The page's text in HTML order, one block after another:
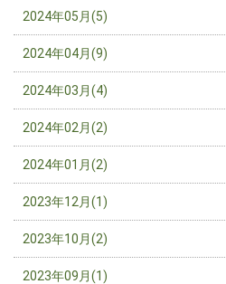
2024年05月(5)
2024年04月(9)
2024年03月(4)
2024年02月(2)
2024年01月(2)
2023年12月(1)
2023年10月(2)
2023年09月(1)